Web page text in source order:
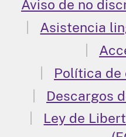
Aviso de no
Asistencia
Política de
Descargos
Ley de